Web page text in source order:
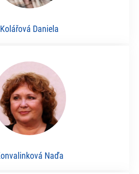
Kolářová Daniela
Naďa